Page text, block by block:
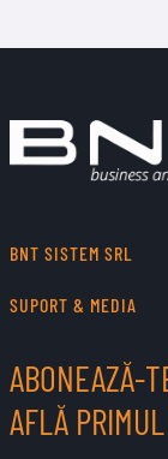
BNT SISTEM SRL
SUPORT & MEDIA
ABONEAZĂ-
AFLĂ